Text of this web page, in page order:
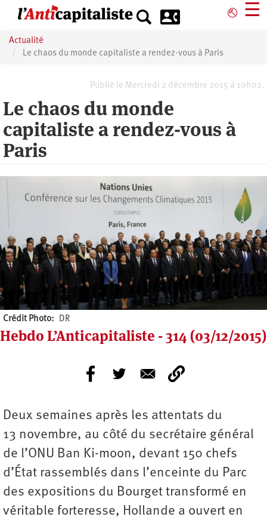
principal
⎋ ☰
Actualité
Le chaos du monde capitaliste a rendez-vous à Paris
Publié le Mercredi 2 décembre 2015 à 10h02.
Le chaos du monde
capitaliste a rendez-vous à
Paris
Crédit Photo DR
Hebdo L’Anticapitaliste - 314 (03/12/2015)
Deux semaines après les attentats du
13 novembre, au côté du secrétaire général
de l’ONU Ban Ki-moon, devant 150 chefs
d’État rassemblés dans l’enceinte du Parc
des expositions du Bourget transformé en
véritable forteresse, Hollande a ouvert en